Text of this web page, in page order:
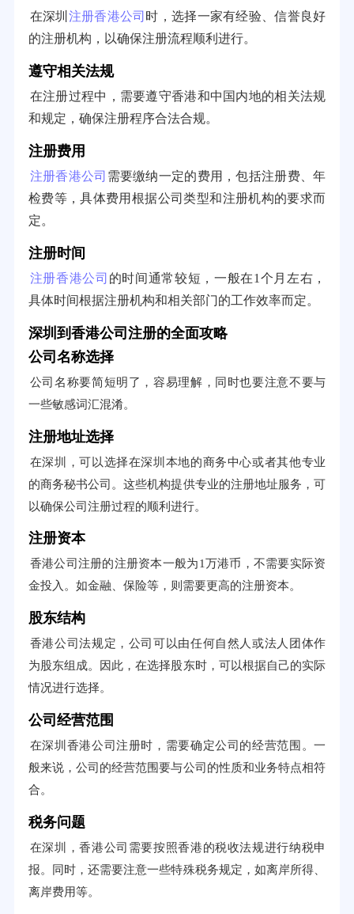
在深圳 注册香港公司 时，选择一家有经验、信誉良好
的注册机构，以确保注册流程顺利进行。
遵守相关法规
在注册过程中，需要遵守香港和中国内地的相关法规
和规定，确保注册程序合法合规。
注册费用
注册香港公司 需要缴纳一定的费用，包括注册费、年
检费等，具体费用根据公司类型和注册机构的要求而
定。
注册时间
注册香港公司 的时间通常较短，一般在1个月左右，
具体时间根据注册机构和相关部门的工作效率而定。
深圳到香港公司注册的全面攻略
公司名称选择
公司名称要简短明了，容易理解，同时也要注意不要与
一些敏感词汇混淆。
注册地址选择
在深圳，可以选择在深圳本地的商务中心或者其他专业
的商务秘书公司。这些机构提供专业的注册地址服务，可
以确保公司注册过程的顺利进行。
注册资本
香港公司注册的注册资本一般为1万港币，不需要实际资
金投入。如金融、保险等，则需要更高的注册资本。
股东结构
香港公司法规定，公司可以由任何自然人或法人团体作
为股东组成。因此，在选择股东时，可以根据自己的实际
情况进行选择。
公司经营范围
在深圳香港公司注册时，需要确定公司的经营范围。一
般来说，公司的经营范围要与公司的性质和业务特点相符
合。
税务问题
在深圳，香港公司需要按照香港的税收法规进行纳税申
报。同时，还需要注意一些特殊税务规定，如离岸所得、
离岸费用等。